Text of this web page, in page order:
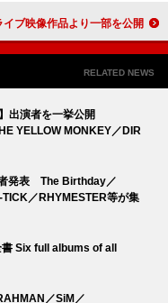
ろみ、ライブ映像作品より一部を公開
RELATED NEWS
出演者を一挙公開
YELLOW MONKEY／DIR
発表 The Birthday／
／RHYMESTER等が集
Six full albums of all
／SiM／